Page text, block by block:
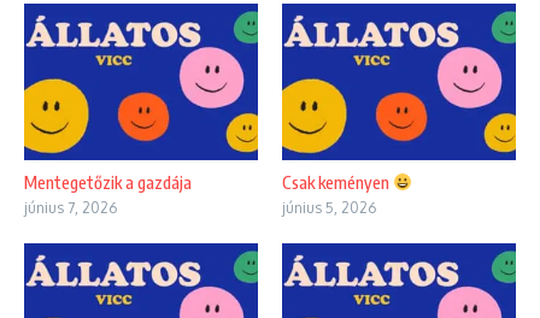
Mentegetőzik a gazdája
június 7, 2026
Csak keményen
június 5, 2026